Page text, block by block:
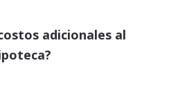
adicionales al